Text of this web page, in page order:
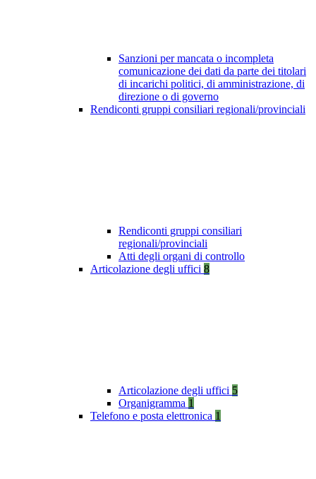
Sanzioni per mancata o incompleta
comunicazione dei dati da parte dei titolari
di incarichi politici, di amministrazione, di
direzione o di governo
Rendiconti gruppi consiliari regionali/provinciali
Rendiconti gruppi consiliari
regionali/provinciali
Atti degli organi di controllo
Articolazione degli uffici 8
Articolazione degli uffici 5
Organigramma 1
Telefono e posta elettronica 1